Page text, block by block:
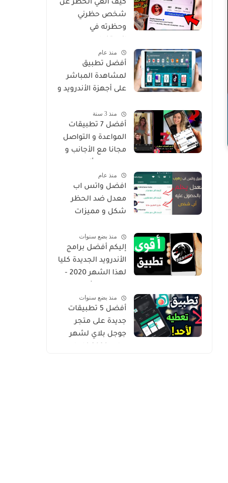
كيف الغي الحظر عن
شخص حظرني
وحظرته في
منذ عام
أفضل تطبيق
لمشاهدة المباشر
على أجهزة الأندرويد و
منذ 3 سنة
أفضل 7 تطبيقات
المواعدة و التواصل
مجانا مع الأجانب و
العالم
منذ عام
افضل واتس اب
معدل ضد الحظر
شكل و مميزات
Goldمنذ بضع سنوات
إليكم أفضل برامج
الأندرويد الجديدة كليا
لهذا الشهر 2020 -
حصري من أروع ما
شرحت
منذ بضع سنوات
أفضل 5 تطبيقات
جديدة على متجر
جوجل بلاي لشهر